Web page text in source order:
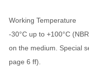
Working Temperature
-30°C up to +100°C
on the medium. Special
page 6 ff).